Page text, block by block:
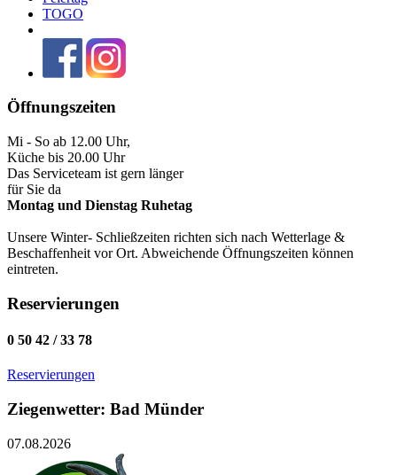
TOGO
Öffnungszeiten
Mi - So ab 12.00 Uhr,
Küche bis 20.00 Uhr
Das Serviceteam ist gern länger
für Sie da
Montag und Dienstag Ruhetag
Unsere Winter- Schließzeiten richten sich nach Wetterlage &
Beschaffenheit vor Ort. Abweichende Öffnungszeiten können
eintreten.
Reservierungen
0 50 42 / 33 78
Reservierungen
Ziegenwetter: Bad Münder
07.08.2026